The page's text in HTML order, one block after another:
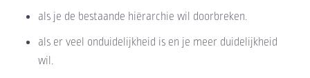
als je de bestaande hiërarchie wil doorbreken.
als er veel onduidelijkheid is en je meer duidelijkheid
wil.